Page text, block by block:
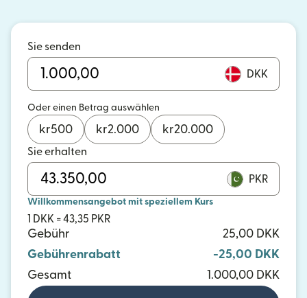
Sie senden
DKK
Oder einen Betrag auswählen
kr500 kr2.000 kr20.000
Sie erhalten
PKR
Willkommensangebot mit speziellem Kurs
1 DKK = 43,35 PKR
Gebühr
25,00 DKK
Gebührenrabatt
-25,00 DKK
Gesamt
1.000,00 DKK